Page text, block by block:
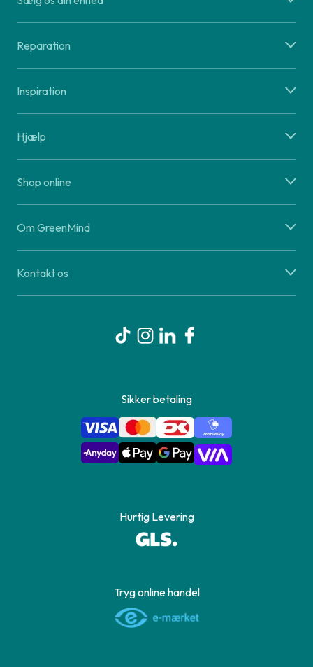
Reparation
Inspiration
Hjælp
Shop online
Om GreenMind
Kontakt os
Sikker betaling
Hurtig Levering
Tryg online handel